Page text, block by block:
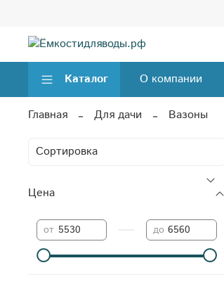
Каталог О компании
Главная Для дачи Вазоны
Цена
от до